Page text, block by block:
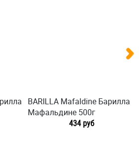
BARILLA Mafaldine Барилла
Мафальдине 500г
434 руб